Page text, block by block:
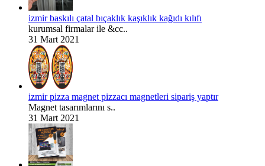
izmir baskılı çatal bıçaklık kaşıklık kağıdı kılıfı
kurumsal firmalar ile &cc..
31 Mart 2021
izmir pizza magnet pizzacı magnetleri sipariş yaptır
Magnet tasarımlarını s..
31 Mart 2021